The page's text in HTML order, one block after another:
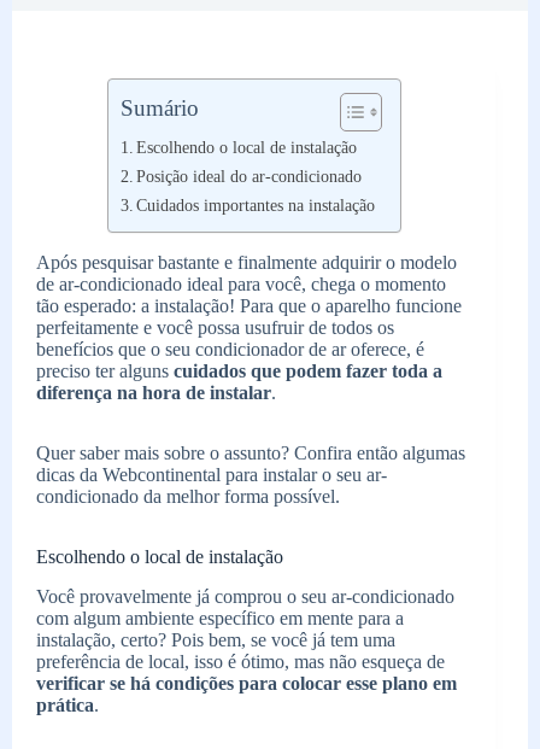
Sumário
Escolhendo o local de instalação
Posição ideal do ar-condicionado
Cuidados importantes na instalação
Após pesquisar bastante e finalmente adquirir o modelo
de ar-condicionado ideal para você, chega o momento
tão esperado: a instalação! Para que o aparelho funcione
perfeitamente e você possa usufruir de todos os
benefícios que o seu condicionador de ar oferece, é
preciso ter alguns cuidados que podem fazer toda a
diferença na hora de instalar.
Quer saber mais sobre o assunto? Confira então algumas
dicas da Webcontinental para instalar o seu ar-
condicionado da melhor forma possível.
Escolhendo o local de instalação
Você provavelmente já comprou o seu ar-condicionado
com algum ambiente específico em mente para a
instalação, certo? Pois bem, se você já tem uma
preferência de local, isso é ótimo, mas não esqueça de
verificar se há condições para colocar esse plano em
prática.